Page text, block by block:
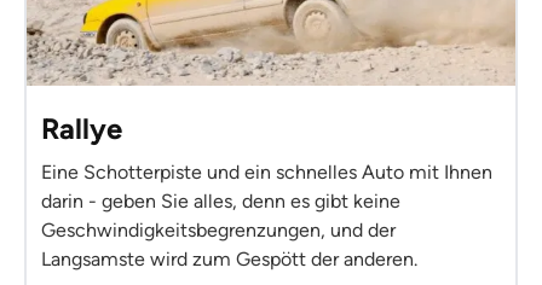
Rallye
Eine Schotterpiste und ein schnelles Auto mit Ihnen
darin - geben Sie alles, denn es gibt keine
Geschwindigkeitsbegrenzungen, und der
Langsamste wird zum Gespött der anderen.